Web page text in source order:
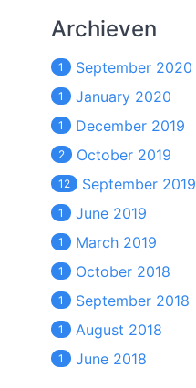
Archieven
1 September 2020
1 January 2020
1 December 2019
2 October 2019
12 September 2019
1 June 2019
1 March 2019
1 October 2018
1 September 2018
1 August 2018
1 June 2018